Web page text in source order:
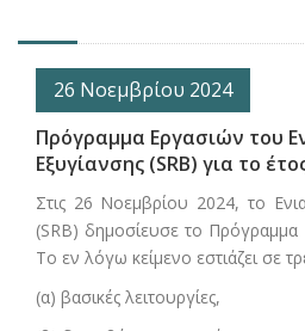
26 Νοεμβρίου 2024
Πρόγραμμα Εργασιών του
Εξυγίανσης (SRB) για το
Στις 26 Νοεμβρίου 2024, το
(SRB) δημοσίευσε το
Το εν λόγω κείμενο εστιάζει σε
(α) βασικές λειτουργίες,